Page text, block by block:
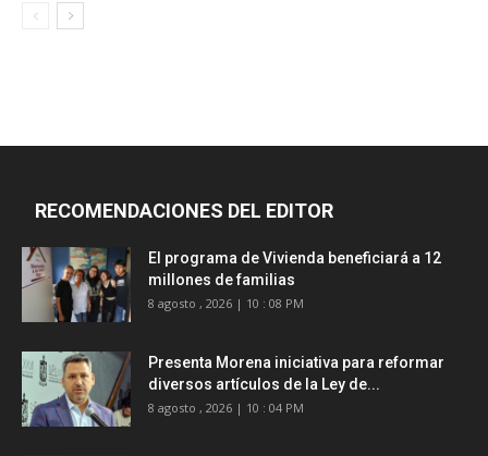
RECOMENDACIONES DEL EDITOR
El programa de Vivienda beneficiará a 12
millones de familias
8 agosto , 2026 | 10 : 08 PM
Presenta Morena iniciativa para reformar
diversos artículos de la Ley de...
8 agosto , 2026 | 10 : 04 PM